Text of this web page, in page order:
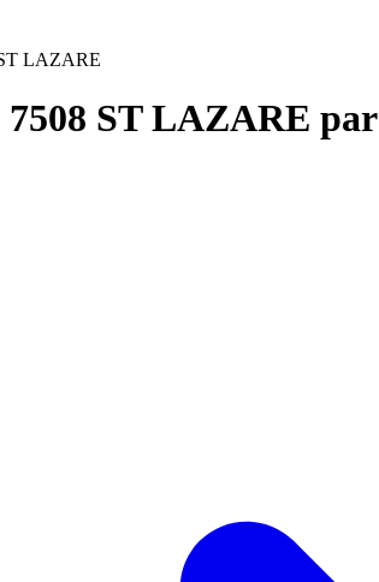
LAZARE
7508 ST LAZARE par